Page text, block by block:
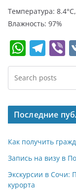
Температура:
Влажность: 97%
W
h
at
s
A
p
p
T
el
e
gr
a
m
b
Последние
Как получить
Запись на визу в
Экскурсии в Сочи:
курорта